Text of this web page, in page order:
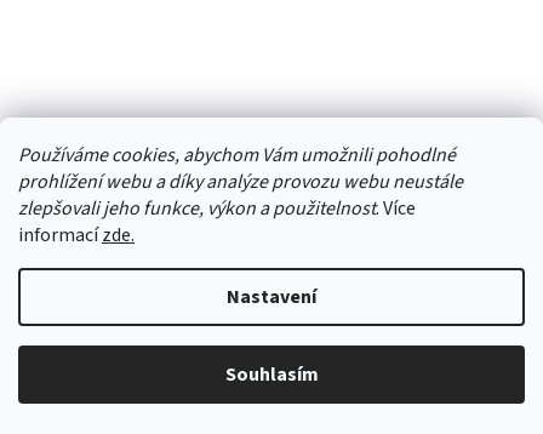
Používáme cookies, abychom Vám umožnili pohodlné
prohlížení webu a díky analýze provozu webu neustále
zlepšovali jeho funkce, výkon a použitelnost. Více
informacízde.
Nastavení
Souhlasím
PREMIUM LG4114